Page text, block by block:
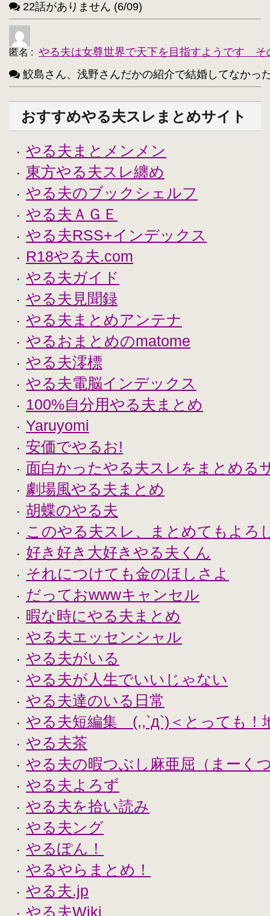
22話がありません (6/09)
匿名 : やる夫は女尊世界で天下を目指すようです そ
鮫島さん、浅野さんだかの紹介で結婚してなかっ
おすすめやる夫スレまとめサイト
・ やる夫まとメンメン
・ 東方やる夫スレ纏め
・ やる夫のブックシェルフ
・ やる夫ＡＧＥ
・ やる夫RSS+インデックス
・ R18やる夫.com
・ やる夫ガイド
・ やる夫見聞録
・ やる夫まとめアンテナ
・ やるおまとめのmatome
・ やる夫澪標
・ やる夫電脳インデックス
・ 100%自分用やる夫まとめ
・ Yaruyomi
・ 安価でやるお!
・ 面白かったやる夫スレをまとめる
・ 劇場風やる夫まとめ
・ 胡蝶のやる夫
・ このやる夫スレ、まとめてもよろ
・ 好き好き大好きやる夫くん
・ それにつけても金のほしさよ
・ だっておwwwキャンセル
・ 暇な時にやる夫まとめ
・ やる夫エッセンシャル
・ やる夫がいる
・ やる夫が人生でいいじゃない
・ やる夫達のいる日常
・ やる夫短編集 (,,`д`)＜とっても！
・ やる夫茶
・ やる夫の暇つぶし麻亜屈（まーく
・ やる夫よろず
・ やる夫を拾い読み
・ やる夫ング
・ やるぽん！
・ やるやらまとめ！
・ やる夫.jp
やる夫Wiki